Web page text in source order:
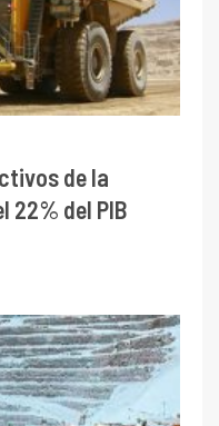
de la
22% del PIB